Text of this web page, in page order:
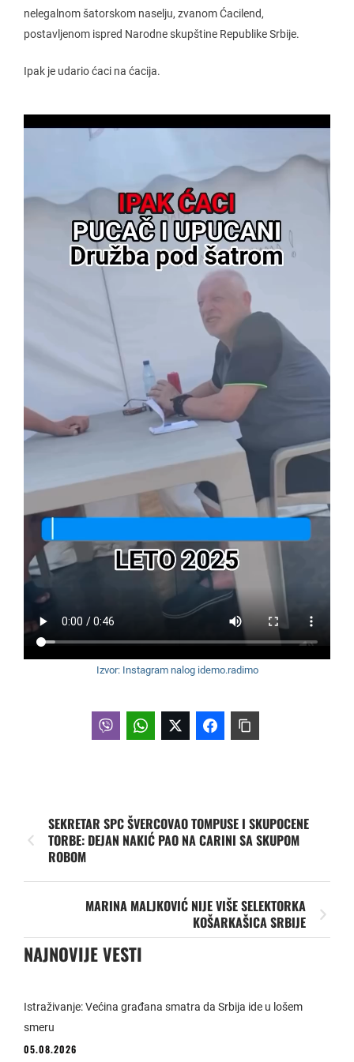
nelegalnom šatorskom naselju, zvanom Ćacilend,
postavljenom ispred Narodne skupštine Republike Srbije.
Ipak je udario ćaci na ćacija.
Izvor: Instagram nalog idemo.radimo
SEKRETAR SPC ŠVERCOVAO TOMPUSE I SKUPOCENE
TORBE: DEJAN NAKIĆ PAO NA CARINI SA SKUPOM
ROBOM
MARINA MALJKOVIĆ NIJE VIŠE SELEKTORKA
KOŠARKAŠICA SRBIJE
NAJNOVIJE VESTI
Istraživanje: Većina građana smatra da Srbija ide u lošem
smeru
05.08.2026